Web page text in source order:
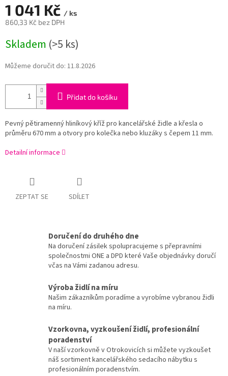
1 041 Kč / ks
860,33 Kč bez DPH
cena:
Skladem (>5 ks)
Můžeme doručit do: 11.8.2026
Přidat do košíku
Pevný pětiramenný hliníkový kříž pro kancelářské židle a křesla o
průměru 670 mm a otvory pro kolečka nebo kluzáky s čepem 11 mm.
Detailní informace
ZEPTAT SE SDÍLET
Doručení do druhého dne
Na doručení zásilek spolupracujeme s přepravními
společnostmi ONE a DPD které Vaše objednávky doručí
včas na Vámi zadanou adresu.
Výroba židlí na míru
Našim zákazníkům poradíme a vyrobíme vybranou židli
na míru.
Vzorkovna, vyzkoušení židlí, profesionální
poradenství
V naší vzorkovně v Otrokovicích si můžete vyzkoušet
náš sortiment kancelářského sedacího nábytku s
profesionálním poradenstvím.